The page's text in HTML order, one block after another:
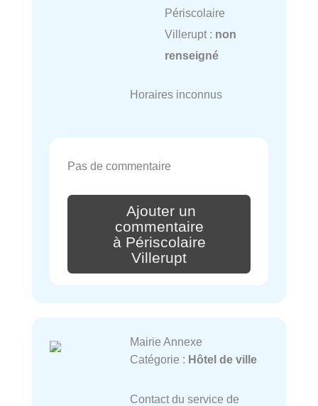
Périscolaire
Villerupt : non
renseigné
Horaires inconnus
Pas de commentaire
Ajouter un
commentaire
à Périscolaire
Villerupt
Mairie Annexe
Catégorie : Hôtel de ville
Contact du service de